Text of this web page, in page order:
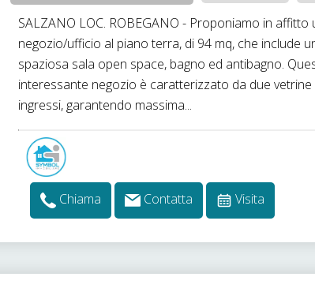
SALZANO LOC. ROBEGANO - Proponiamo in affitto
negozio/ufficio al piano terra, di 94 mq, che include
spaziosa sala open space, bagno ed antibagno.
interessante negozio è caratterizzato da due vetrine
ingressi, garantendo massima...
Chiama Contatta Visita